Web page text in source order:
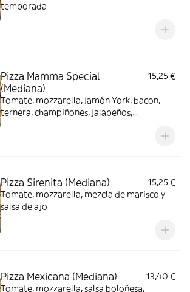
temporada
Pizza Mamma Special
(Mediana)
15,25 €
Tomate, mozzarella, jamón York, bacon,
ternera, champiñones, jalapeños,
Pizza Sirenita (Mediana)
15,25 €
Tomate, mozzarella, mezcla de marisco y
salsa de ajo
Pizza Mexicana (Mediana)
13,40 €
Tomate, mozzarella, salsa boloñesa,